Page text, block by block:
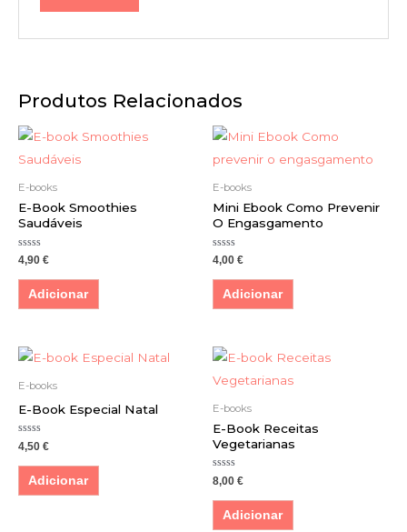
Produtos Relacionados
E-books
E-Book Smoothies
Saudáveis
Avaliação
de
4,90 €
Adicionar
E-books
Mini Ebook Como Prevenir
O Engasgamento
Avaliação
de
4,00 €
Adicionar
E-books
E-Book Especial Natal
Avaliação
0
de
4,50 €
Adicionar
E-books
E-Book Receitas
Vegetarianas
Avaliação
0
de
8,00 €
Adicionar